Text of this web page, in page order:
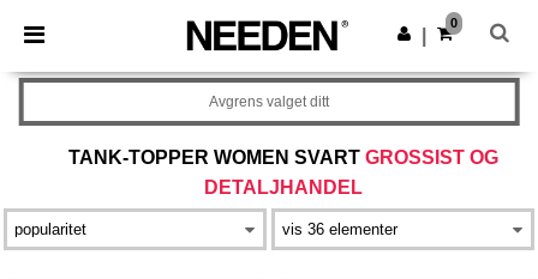
× Needen-app
Bedre priser i appen!
Last ned app
0
TANK-TOPPER WOMEN SVART GROSSIST OG
DETALJHANDEL
Avgrens valget ditt